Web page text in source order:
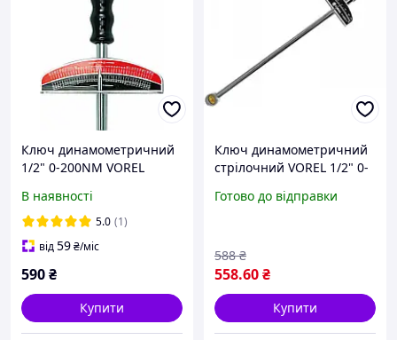
Ключ динамометричний
1/2" 0-200NM VOREL
В наявності
5.0 (1)
від59₴/міс
590₴
Купити
Ключ динамометричний
стрілочний VOREL 1/2" 0-
Готово до відправки
558.60₴
588 ₴
Купити